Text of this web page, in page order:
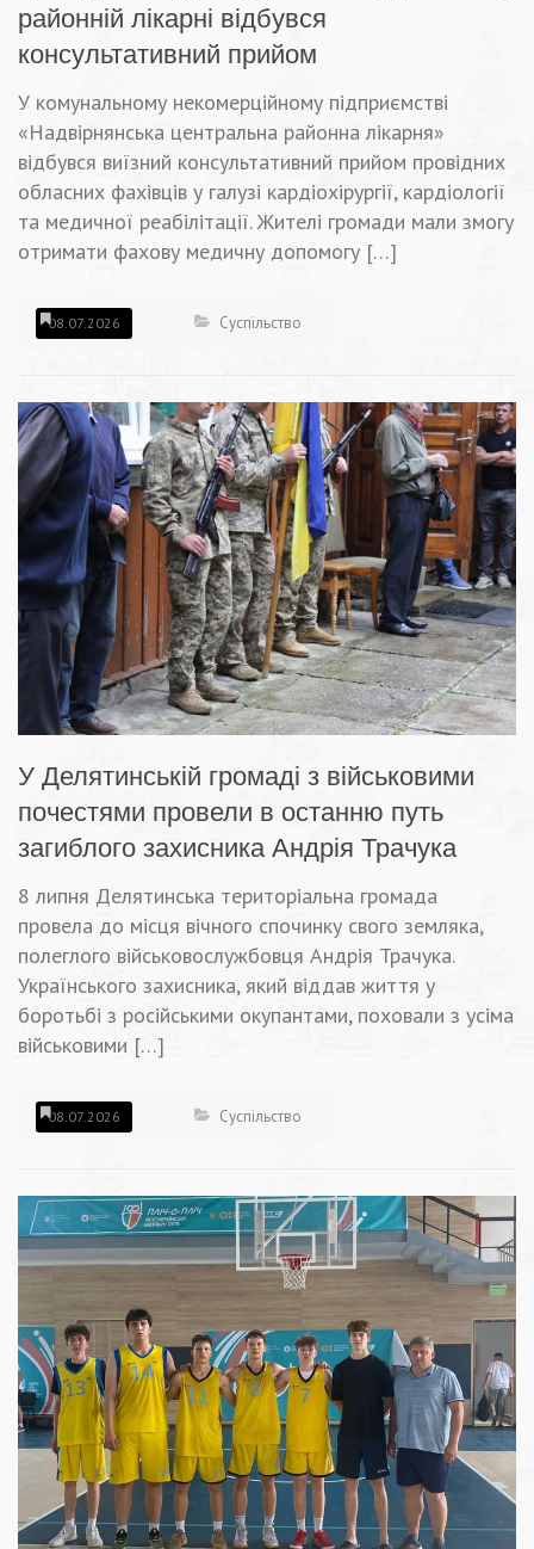
районній лікарні відбувся
консультативний прийом
У комунальному некомерційному підприємстві
«Надвірнянська центральна районна лікарня»
відбувся виїзний консультативний прийом провідних
обласних фахівців у галузі кардіохірургії, кардіології
та медичної реабілітації. Жителі громади мали змогу
отримати фахову медичну допомогу […]
08.07.2026 Суспільство
У Делятинській громаді з військовими
почестями провели в останню путь
загиблого захисника Андрія Трачука
8 липня Делятинська територіальна громада
провела до місця вічного спочинку свого земляка,
полеглого військовослужбовця Андрія Трачука.
Українського захисника, який віддав життя у
боротьбі з російськими окупантами, поховали з усіма
військовими […]
08.07.2026 Суспільство